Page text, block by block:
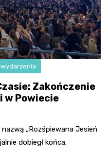
wydarzenia
Zakończenie
w Powiecie
„Rozśpiewana Jesień
dobiegł końca,